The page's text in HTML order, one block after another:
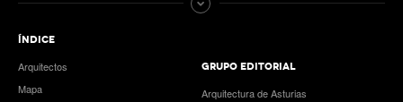
ÍNDICE
Arquitectos
Mapa
GRUPO EDITORIAL
Arquitectura de Asturias